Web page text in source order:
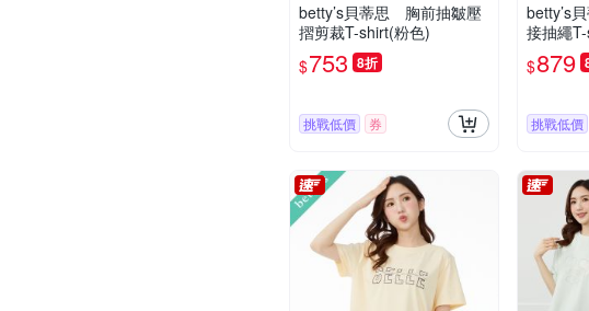
betty’s貝蒂思 胸前抽皺壓
摺剪裁T-shirt(粉色)
$753 8折
挑戰低價 券
betty’s
接抽繩
$879
挑戰低價